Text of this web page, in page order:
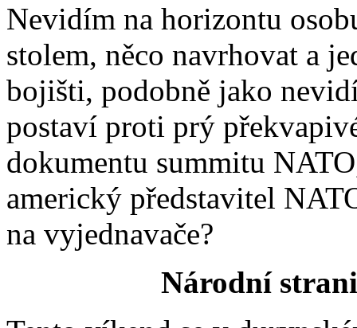
Nevidím na horizontu
stolem, něco navrhovat a
bojišti, podobně jako
postaví proti prý
dokumentu summitu
americký představitel
na vyjednavače?
Národní